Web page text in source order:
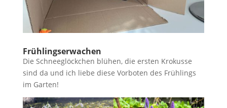
Frühlingserwachen
Die Schneeglöckchen blühen, die ersten Krokusse
sind da und ich liebe diese Vorboten des Frühlings
im Garten!